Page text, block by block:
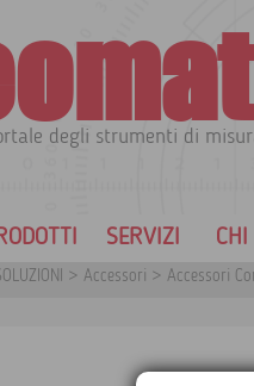
degli strumenti di
SERVIZI CHI
> Accessori > Accessori